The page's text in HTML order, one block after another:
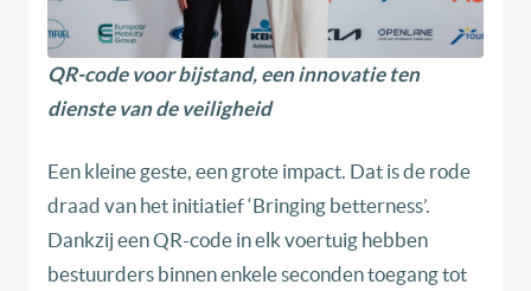
QR-code voor bijstand, een innovatie ten
dienste van de veiligheid
Een kleine geste, een grote impact. Dat is de rode
draad van het initiatief ‘Bringing betterness’.
Dankzij een QR-code in elk voertuig hebben
bestuurders binnen enkele seconden toegang tot